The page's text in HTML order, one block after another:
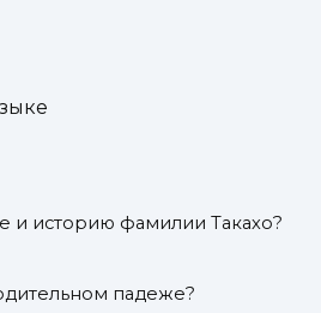
и историю фамилии Такахо?
падеже?